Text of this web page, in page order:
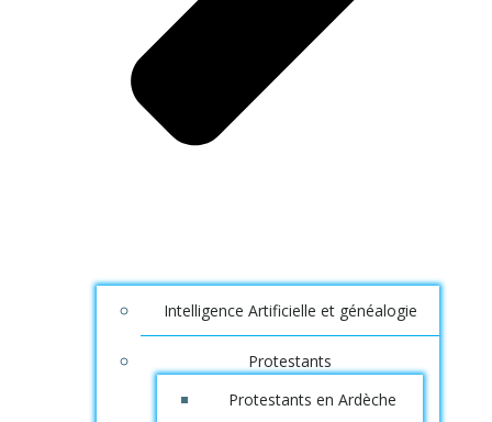
Intelligence Artificielle et généalogie
Protestants
Protestants en Ardèche